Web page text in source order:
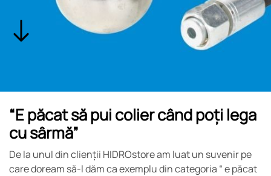
“E păcat să pui colier când poți lega
cu sârmă”
De la unul din clienții HIDROstore am luat un suvenir pe
care doream să-l dăm ca exemplu din categoria “ e păcat